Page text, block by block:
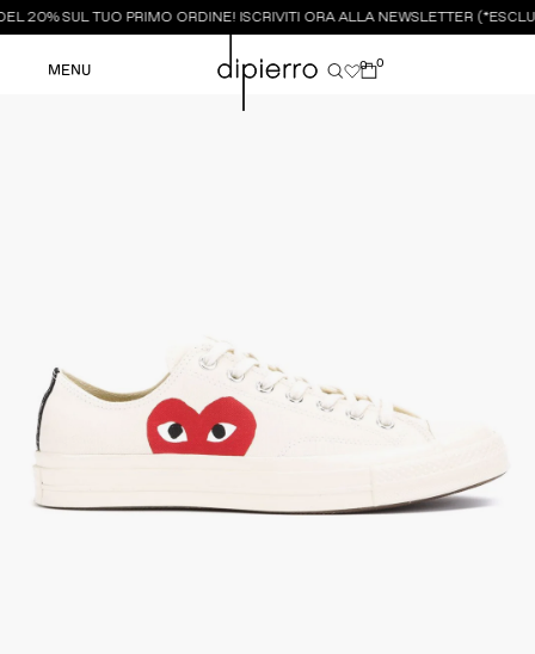
20% SUL TUO PRIMO ORDINE! ISCRIVITI ORA ALLA NEWSLETTER
MENU 0 0